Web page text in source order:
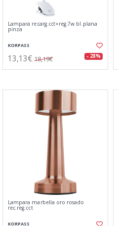
Lampara recarg.cct+reg.7w bl.plana
pinza
KORPASS
13,13€ 18,19€ - 28%
Lampara marbella oro rosado
rec.reg.cct
KORPASS